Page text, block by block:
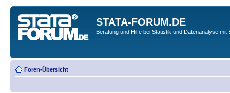
STATA-FORUM.DE
Beratung und Hilfe bei Statistik und Datenanalyse mit
Foren-Übersicht